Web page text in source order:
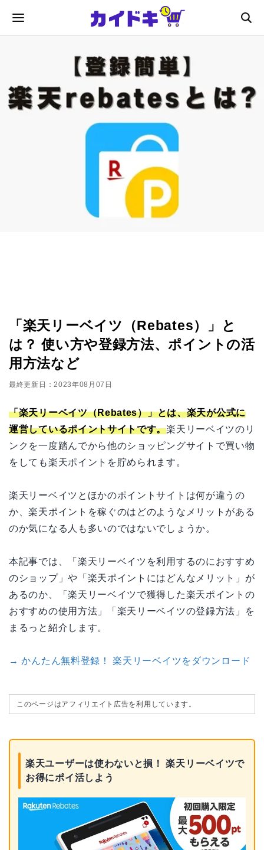
「楽天リーベイツ（Rebates）」と
は？ 使い方や登録方法、ポイントの活
用方法など
最終更新日：2023年08月07日
「楽天リーベイツ（Rebates）」とは、楽天が公式に
運営しているポイントサイトです。楽天リーベイツのリ
ンクを一度踏んでから他のショッピングサイトで買い物
をしても楽天ポイントを貯められます。
楽天リーベイツとほかのポイントサイトは何が違うの
か、楽天ポイントを稼ぐのはどのようなメリットがある
のか気になる人も多いのではないでしょうか。
本記事では、「楽天リーベイツを利用するのにおすすめ
のショップ」や「楽天ポイントにはどんなメリット」が
あるのか、「楽天リーベイツで獲得した楽天ポイントの
おすすめの使用方法」「楽天リーベイツの登録方法」を
まるっと紹介します。
→ かんたん無料登録！ 楽天リーベイツをダウンロード
このページはアフィリエイト広告を利用しています。
楽天ユーザーは使わないと損！ 楽天リーベイツで
お得にポイ活しよう